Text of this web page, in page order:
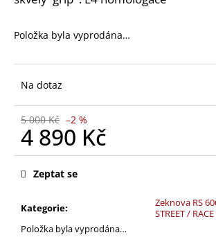
Položka byla vyprodána…
Na dotaz
5 000 Kč –2 %
4 890 Kč
Měrná
Kategorie:
Zeknova RS
STREET /
Položka byla vyprodána…
Zeptat se
o
p
o
r
u
u
e